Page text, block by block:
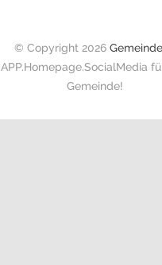
© Copyright 2026
APP.Homepage.SocialMedia
Gemeinde!